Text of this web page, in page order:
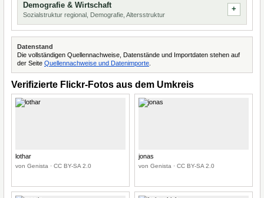
Demografie & Wirtschaft
Sozialstruktur regional, Demografie, Altersstruktur
Datenstand
Die vollständigen Quellennachweise, Datenstände und Importdaten stehen auf
der Seite Quellennachweise und Datenimporte
Verifizierte Flickr-Fotos aus dem Umkreis
lothar
von Genista · CC BY-SA 2.0
jonas
von Genista · CC BY-SA 2.0